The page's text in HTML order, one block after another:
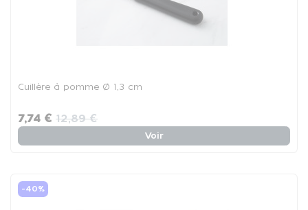
Cuillère à pomme Ø 1,3 cm
7,74 € 12,89 €
Voir
-40%